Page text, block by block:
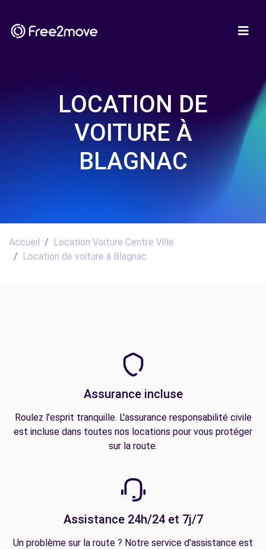
LOCATION DE
VOITURE À
BLAGNAC
Accueil
Location Voiture Centre Ville
Location de voiture à Blagnac
Assurance incluse
Roulez l'esprit tranquille. L'assurance responsabilité civile
est incluse dans toutes nos locations pour vous protéger
sur la route.
Assistance 24h/24 et 7j/7
Un problème sur la route ? Notre service d'assistance est